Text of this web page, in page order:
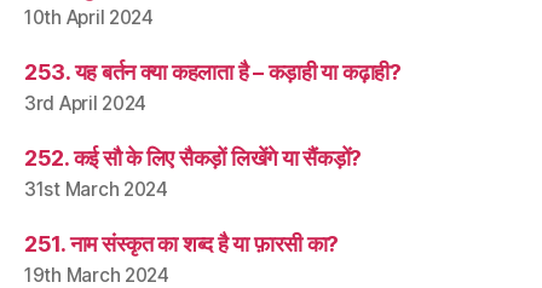
10th April 2024
253. यह बर्तन क्या कहलाता है – कड़ाही या कढ़ाही?
3rd April 2024
252. कई सौ के लिए सैकड़ों लिखेंगे या सैंकड़ों?
31st March 2024
251. नाम संस्कृत का शब्द है या फ़ारसी का?
19th March 2024